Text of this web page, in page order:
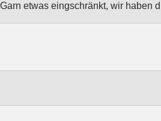
etwas eingschränkt, wir haben